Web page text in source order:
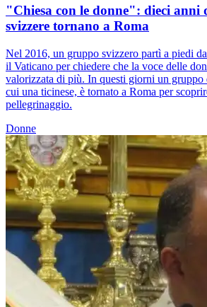
"Chiesa con le donne": dieci anni
svizzere tornano a Roma
Nel 2016, un gruppo svizzero partì a piedi
il Vaticano per chiedere che la voce delle
valorizzata di più. In questi giorni un gruppo
cui una ticinese, è tornato a Roma per
pellegrinaggio.
Donne